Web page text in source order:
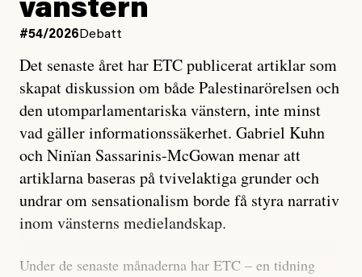
vänstern
#54/2026 Debatt
Det senaste året har ETC publicerat artiklar som
skapat diskussion om både Palestinarörelsen och
den utomparlamentariska vänstern, inte minst
vad gäller informationssäkerhet. Gabriel Kuhn
och Ninïan Sassarinis-McGowan menar att
artiklarna baseras på tvivelaktiga grunder och
undrar om sensationalism borde få styra narrativ
inom vänsterns medielandskap.
Under de senaste månaderna har ETC – en tidning